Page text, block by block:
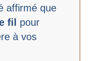
affirmé que
fil
pour
à vos